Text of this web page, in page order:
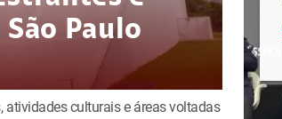
Paulo
atividades culturais e áreas voltadas